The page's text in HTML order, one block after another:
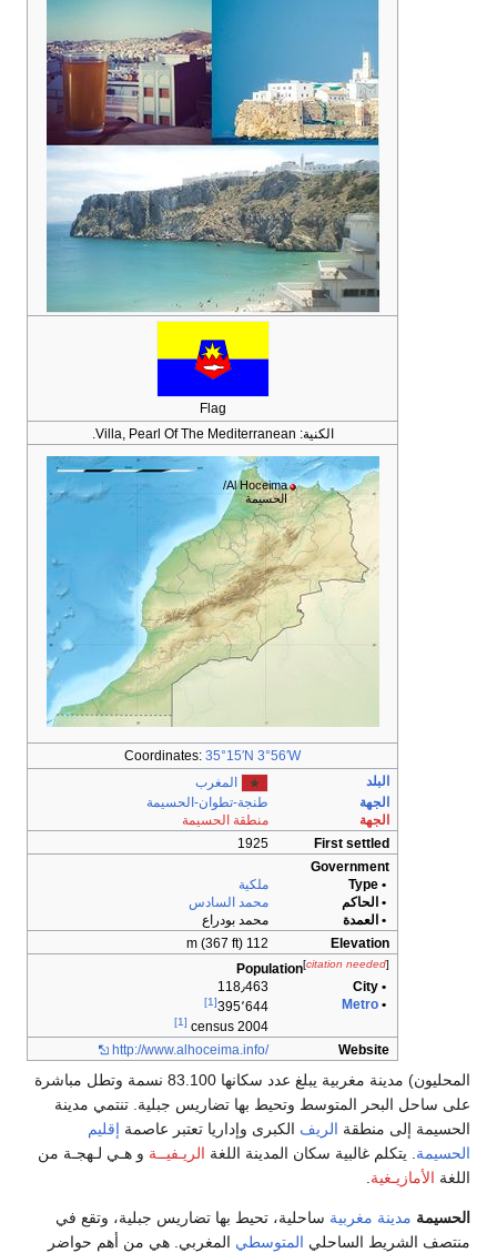
Flag
الكنية: Villa, Pearl Of The Mediterranean.
Al Hoceima/
الحسيمة
Coordinates: 35°15′N 3°56′W
البلد
المغرب
الجهة
طنجة-تطوان-الحسيمة
الجهة
منطقة الحسيمة
First settled
1925
Government
• Type
ملكية
• الحاكم
محمد السادس
• العمدة
محمد بودراع
Elevation
112 m (367 ft)
Population[citation needed]
• City
118٫463
•
Metro 395٬644[1]
2004 census
[1]
Website
http://www.alhoceima.info/
المحليون) مدينة مغربية يبلغ عدد سكانها 83.100 نسمة وتطل مباشرة
على ساحل البحر المتوسط وتحيط بها تضاريس جبلية. تنتمي مدينة
الحسيمة إلى منطقة الريف الكبرى وإداريا تعتبر عاصمة إقليم
الحسيمة. يتكلم غالبية سكان المدينة اللغة الريـفيــة و هـي لـهجـة من
اللغة الأمازيـغية.
الحسيمة مدينة مغربية ساحلية، تحيط بها تضاريس جبلية، وتقع في
منتصف الشريط الساحلي المتوسطي المغربي. هي من أهم حواضر